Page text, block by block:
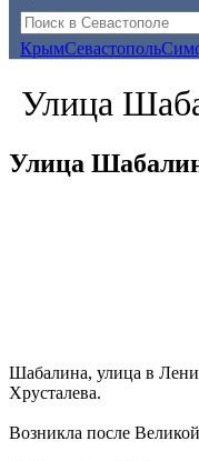
КрымСевастополь
Улица
Улица
Шабалина, улица в
Хрусталева.
Возникла после